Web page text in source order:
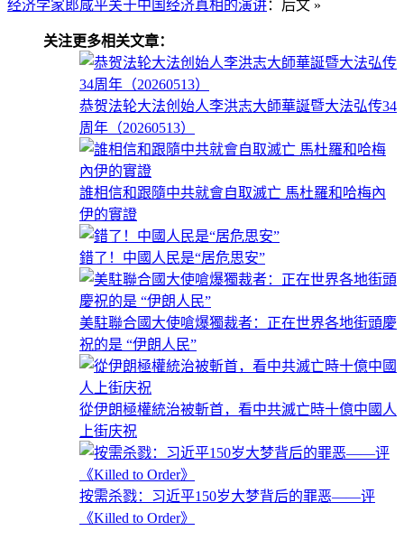
经济学家郎咸平关于中国经济真相的演讲：后文 »
关注更多相关文章：
恭贺法轮大法创始人李洪志大師華誕暨大法弘传34
周年（20260513）
誰相信和跟隨中共就會自取滅亡 馬杜羅和哈梅內
伊的實證
錯了！中國人民是“居危思安”
美駐聯合國大使嗆爆獨裁者：正在世界各地街頭慶
祝的是 “伊朗人民”
從伊朗極權統治被斬首，看中共滅亡時十億中國人
上街庆祝
按需杀戮：习近平150岁大梦背后的罪恶——评
《Killed to Order》